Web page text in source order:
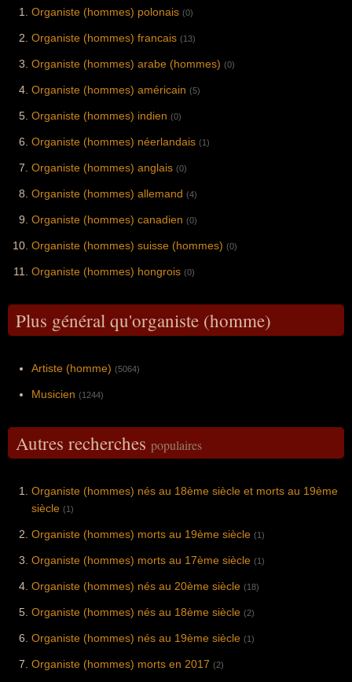
Organiste (hommes) polonais (0)
Organiste (hommes) francais (13)
Organiste (hommes) arabe (hommes) (0)
Organiste (hommes) américain (5)
Organiste (hommes) indien (0)
Organiste (hommes) néerlandais (1)
Organiste (hommes) anglais (0)
Organiste (hommes) allemand (4)
Organiste (hommes) canadien (0)
Organiste (hommes) suisse (hommes) (0)
Organiste (hommes) hongrois (0)
Plus général qu'organiste (homme)
Artiste (homme) (5064)
Musicien (1244)
Autres recherches populaires
Organiste (hommes) nés au 18ème siècle et morts au 19ème
siècle (1)
Organiste (hommes) morts au 19ème siècle (1)
Organiste (hommes) morts au 17ème siècle (1)
Organiste (hommes) nés au 20ème siècle (18)
Organiste (hommes) nés au 18ème siècle (2)
Organiste (hommes) nés au 19ème siècle (1)
Organiste (hommes) morts en 2017 (2)